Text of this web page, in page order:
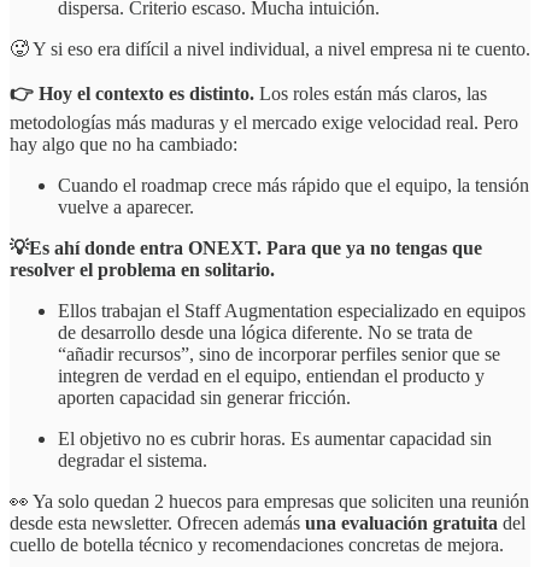
dispersa. Criterio escaso. Mucha intuición.
🥵 Y si eso era difícil a nivel individual, a nivel empresa ni te cuento.
👉 Hoy el contexto es distinto. Los roles están más claros, las
metodologías más maduras y el mercado exige velocidad real. Pero
hay algo que no ha cambiado:
Cuando el roadmap crece más rápido que el equipo, la tensión
vuelve a aparecer.
💡Es ahí donde entra ONEXT. Para que ya no tengas que
resolver el problema en solitario.
Ellos trabajan el Staff Augmentation especializado en equipos
de desarrollo desde una lógica diferente. No se trata de
“añadir recursos”, sino de incorporar perfiles senior que se
integren de verdad en el equipo, entiendan el producto y
aporten capacidad sin generar fricción.
El objetivo no es cubrir horas. Es aumentar capacidad sin
degradar el sistema.
👀 Ya solo quedan 2 huecos para empresas que soliciten una reunión
desde esta newsletter. Ofrecen además una evaluación gratuita del
cuello de botella técnico y recomendaciones concretas de mejora.